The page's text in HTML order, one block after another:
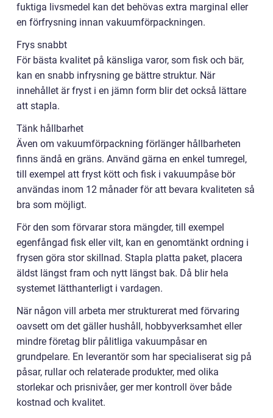
fuktiga livsmedel kan det behövas extra marginal eller
en förfrysning innan vakuumförpackningen.
Frys snabbt
För bästa kvalitet på känsliga varor, som fisk och bär,
kan en snabb infrysning ge bättre struktur. När
innehållet är fryst i en jämn form blir det också lättare
att stapla.
Tänk hållbarhet
Även om vakuumförpackning förlänger hållbarheten
finns ändå en gräns. Använd gärna en enkel tumregel,
till exempel att fryst kött och fisk i vakuumpåse bör
användas inom 12 månader för att bevara kvaliteten så
bra som möjligt.
För den som förvarar stora mängder, till exempel
egenfångad fisk eller vilt, kan en genomtänkt ordning i
frysen göra stor skillnad. Stapla platta paket, placera
äldst längst fram och nytt längst bak. Då blir hela
systemet lätthanterligt i vardagen.
När någon vill arbeta mer strukturerat med förvaring
oavsett om det gäller hushåll, hobbyverksamhet eller
mindre företag blir pålitliga vakuumpåsar en
grundpelare. En leverantör som har specialiserat sig på
påsar, rullar och relaterade produkter, med olika
storlekar och prisnivåer, ger mer kontroll över både
kostnad och kvalitet.